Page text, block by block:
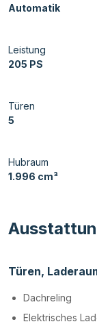
Automatik
Leistung
205 PS
Türen
5
Hubraum
1.996 cm³
Türen,
Dachreling
Elektrisches